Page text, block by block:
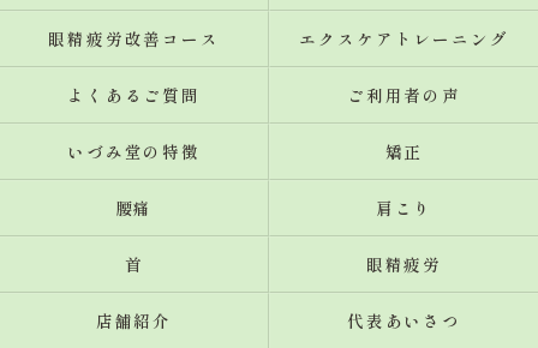
眼精疲労改善コース エクスケアトレーニング
よくあるご質問 ご利用者の声
いづみ堂の特徴 矯正
腰痛 肩こり
首 眼精疲労
店舗紹介 代表あいさつ